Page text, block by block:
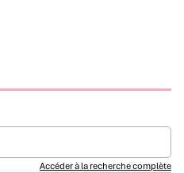
Accéder à la recherche complète